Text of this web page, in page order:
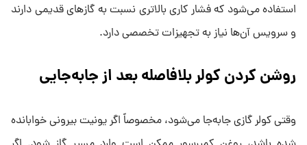
استفاده می‌شود که فشار کاری بالاتری نسبت به گازهای قدیمی دارند
و سرویس آن‌ها نیاز به تجهیزات تخصصی دارد.
روشن کردن کولر بلافاصله بعد از جابه‌جایی
وقتی کولر گازی جابه‌جا می‌شود، مخصوصاً اگر یونیت بیرونی خوابانده